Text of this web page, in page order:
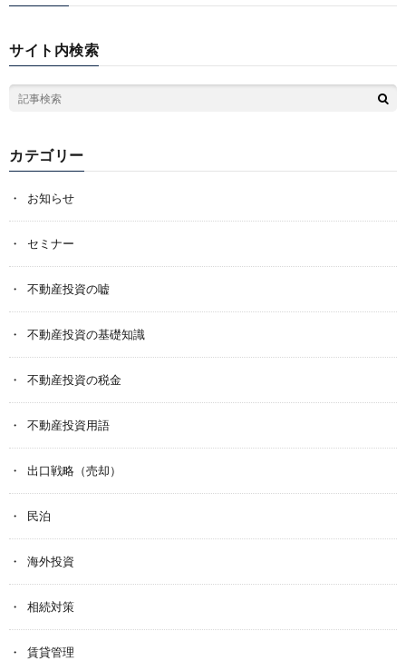
サイト内検索
カテゴリー
お知らせ
セミナー
不動産投資の嘘
不動産投資の基礎知識
不動産投資の税金
不動産投資用語
出口戦略（売却）
民泊
海外投資
相続対策
賃貸管理